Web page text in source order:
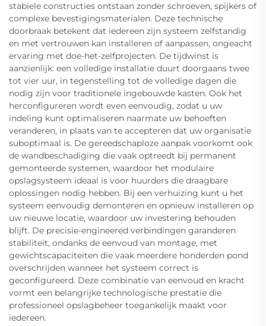
stabiele constructies ontstaan zonder schroeven, spijkers of
complexe bevestigingsmaterialen. Deze technische
doorbraak betekent dat iedereen zijn systeem zelfstandig
en met vertrouwen kan installeren of aanpassen, ongeacht
ervaring met doe-het-zelfprojecten. De tijdwinst is
aanzienlijk: een volledige installatie duurt doorgaans twee
tot vier uur, in tegenstelling tot de volledige dagen die
nodig zijn voor traditionele ingebouwde kasten. Ook het
herconfigureren wordt even eenvoudig, zodat u uw
indeling kunt optimaliseren naarmate uw behoeften
veranderen, in plaats van te accepteren dat uw organisatie
suboptimaal is. De gereedschaploze aanpak voorkomt ook
de wandbeschadiging die vaak optreedt bij permanent
gemonteerde systemen, waardoor het modulaire
opslagsysteem ideaal is voor huurders die draagbare
oplossingen nodig hebben. Bij een verhuizing kunt u het
systeem eenvoudig demonteren en opnieuw installeren op
uw nieuwe locatie, waardoor uw investering behouden
blijft. De precisie-engineered verbindingen garanderen
stabiliteit, ondanks de eenvoud van montage, met
gewichtscapaciteiten die vaak meerdere honderden pond
overschrijden wanneer het systeem correct is
geconfigureerd. Deze combinatie van eenvoud en kracht
vormt een belangrijke technologische prestatie die
professioneel opslagbeheer toegankelijk maakt voor
iedereen.